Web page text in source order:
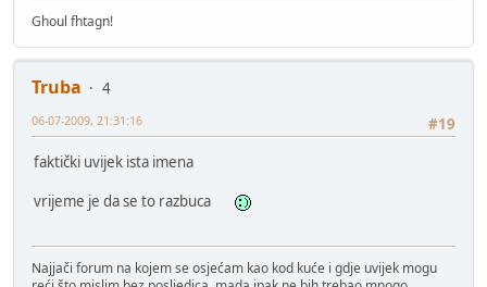
Ghoul fhtagn!
Truba
4
#19
06-07-2009, 21:31:16
faktički uvijek ista imena
vrijeme je da se to razbuca
Najjači forum na kojem se osjećam kao kod kuće i gdje uvijek mogu